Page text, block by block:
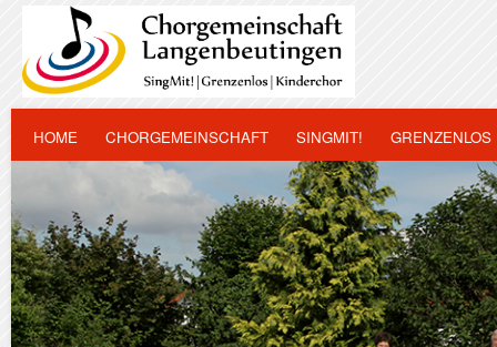
HOME CHORGEMEINSCHAFT SINGMIT! GRENZENLOS